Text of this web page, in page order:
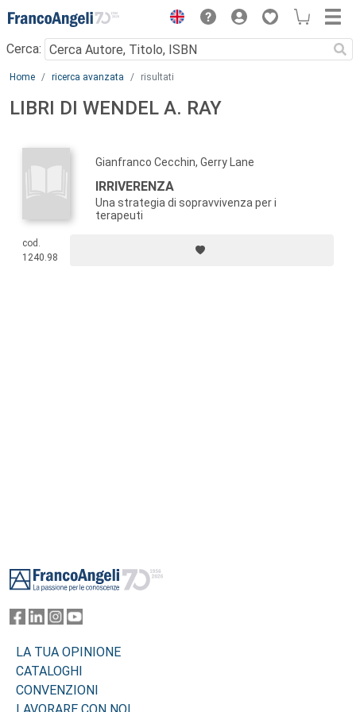
Menu
Cerca:
Main content
Home ricerca avanzata risultati
LIBRI DI WENDEL A. RAY
Gianfranco Cecchin, Gerry Lane
IRRIVERENZA
Una strategia di sopravvivenza per i
terapeuti
cod.
1240.98
LA TUA OPINIONE
CATALOGHI
CONVENZIONI